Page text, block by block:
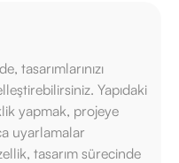
tasarımlarınızı
Yapıdaki
yapmak, projeye
uyarlamalar
tasarım sürecinde